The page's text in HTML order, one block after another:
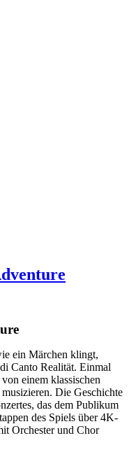
ein Märchen klingt,
Canto Realität. Einmal
einem klassischen
Die Geschichte
das dem Publikum
des Spiels über 4K-
Orchester und Chor